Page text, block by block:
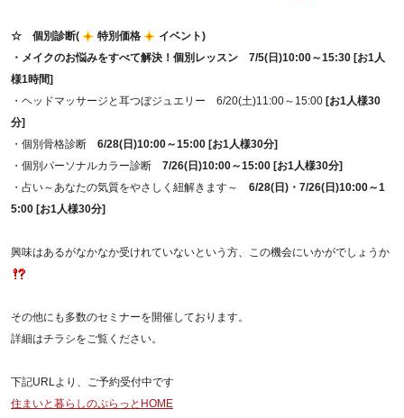
☆ 個別診断( 特別価格
イベント)
・メイクのお悩みをすべて解決！個別レッスン 7/5(日)10:00～15:30 [お1人
様1時間]
・ヘッドマッサージと耳つぼジュエリー 6/20(土)11:00～15:00 [お1人様30
分]
・個別骨格診断 6/28(日)10:00～15:00 [お1人様30分]
・個別パーソナルカラー診断 7/26(日)10:00～15:00 [お1人様30分]
・占い～あなたの気質をやさしく紐解きます～ 6/28(日)・7/26(日)10:00～1
5:00 [お1人様30分]
興味はあるがなかなか受けれていないという方、この機会にいかがでしょうか
その他にも多数のセミナーを開催しております。
詳細はチラシをご覧ください。
下記URLより、ご予約受付中です
住まいと暮らしのぷらっとHOME